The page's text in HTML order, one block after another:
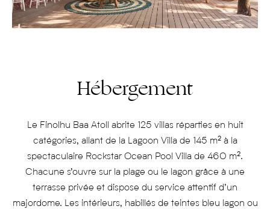
Hébergement
Le Finolhu Baa Atoll abrite 125 villas réparties en huit
catégories, allant de la Lagoon Villa de 145 m² à la
spectaculaire Rockstar Ocean Pool Villa de 460 m².
Chacune s’ouvre sur la plage ou le lagon grâce à une
terrasse privée et dispose du service attentif d’un
majordome. Les intérieurs, habillés de teintes bleu lagon ou